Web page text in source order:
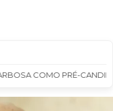
COMO PRÉ-